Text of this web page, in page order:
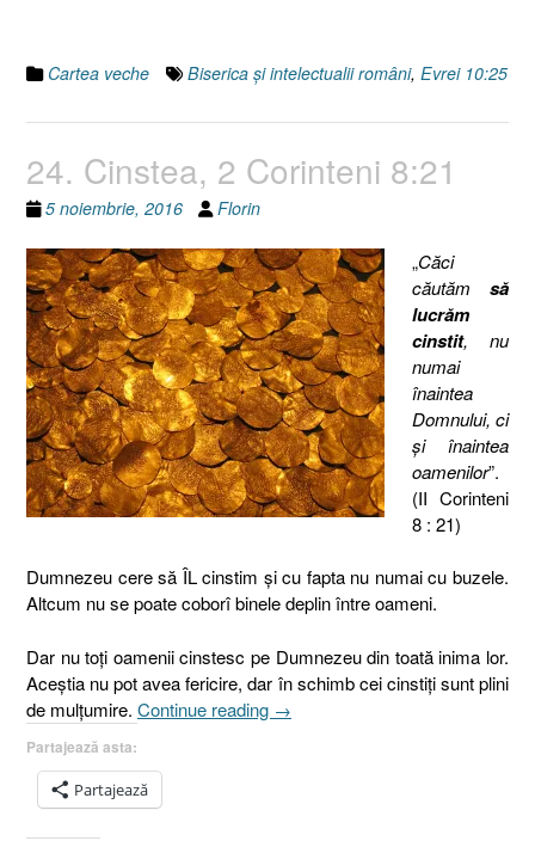
Cartea veche Biserica şi intelectualii români, Evrei 10:25
24. Cinstea, 2 Corinteni 8:21
5 noiembrie, 2016 Florin
„Căci
căutăm să
lucrăm
cinstit, nu
numai
înaintea
Domnului, ci
şi înaintea
oamenilor”.
(II Corinteni
8 : 21)
Dumnezeu cere să ÎL cinstim şi cu fapta nu numai cu buzele.
Altcum nu se poate coborî binele deplin între oameni.
Dar nu toţi oamenii cinstesc pe Dumnezeu din toată inima lor.
Aceştia nu pot avea fericire, dar în schimb cei cinstiţi sunt plini
de mulţumire. Continue reading „24.
→
Partajează asta:
Partajează